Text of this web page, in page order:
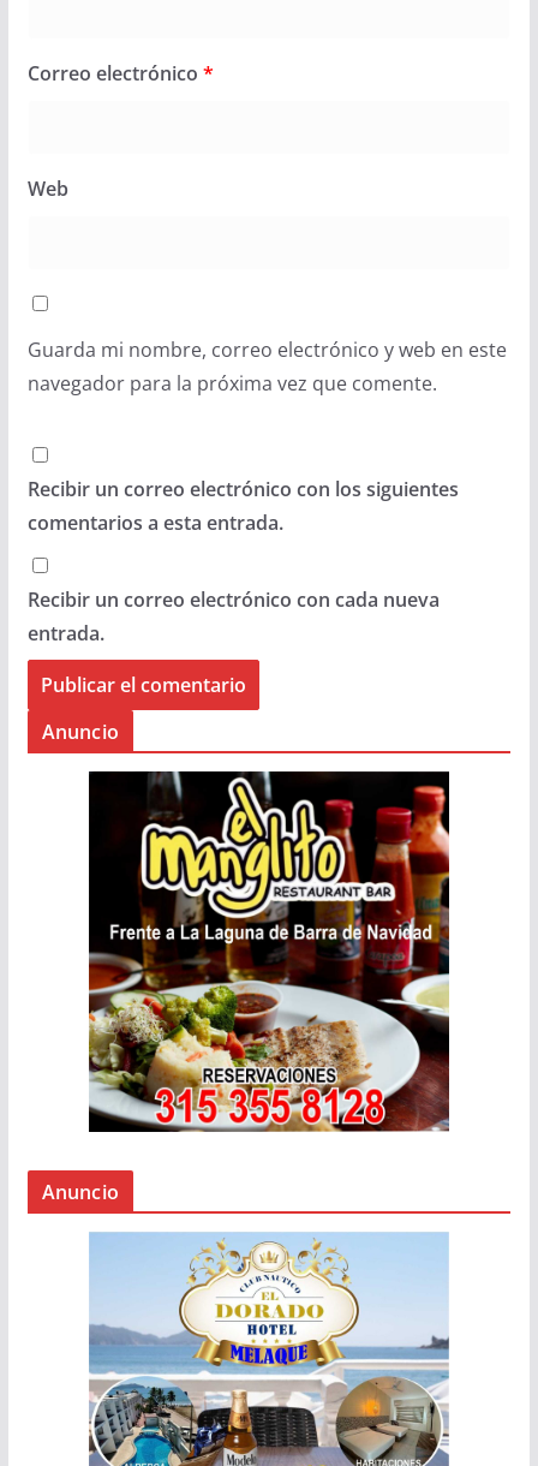
Correo electrónico *
Web
Guarda mi nombre, correo electrónico y web en este
navegador para la próxima vez que comente.
Recibir un correo electrónico con los siguientes
comentarios a esta entrada.
Recibir un correo electrónico con cada nueva
entrada.
Anuncio
Anuncio